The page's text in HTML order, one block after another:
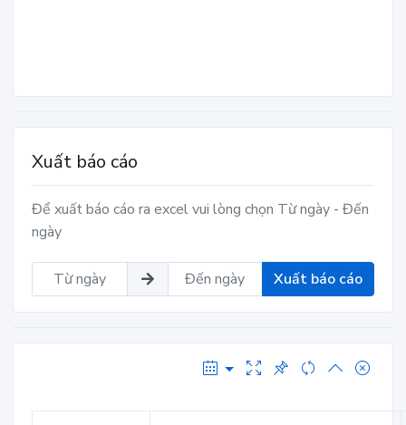
Xuất báo cáo
Để xuất báo cáo ra excel vui lòng chọn Từ ngày - Đến
ngày
Xuất báo cáo